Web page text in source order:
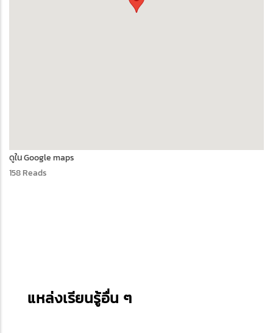
ดูใน Google maps
158 Reads
แหล่งเรียนรู้อื่น ๆ